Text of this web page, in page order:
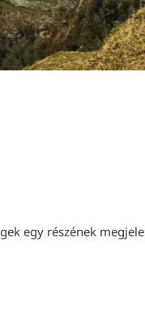
egy részének